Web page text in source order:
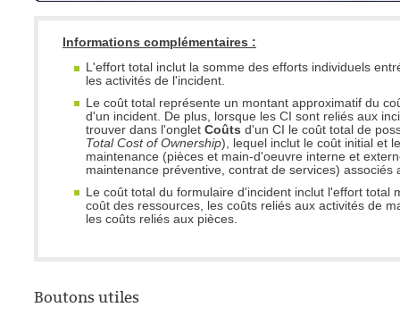
Informations complémentaires :
L'effort total inclut la somme des efforts individuels
les activités de l'incident.
Le coût total représente un montant approximatif du
d'un incident. De plus, lorsque les CI sont reliés aux
trouver dans l'onglet Coûts d'un CI le coût total de
Total Cost of Ownership), lequel inclut le coût initial et
maintenance (pièces et main-d'oeuvre interne et
maintenance préventive, contrat de services) associés
Le coût total du formulaire d'incident inclut l'effort total
coût des ressources, les coûts reliés aux activités de
les coûts reliés aux pièces.
Boutons utiles